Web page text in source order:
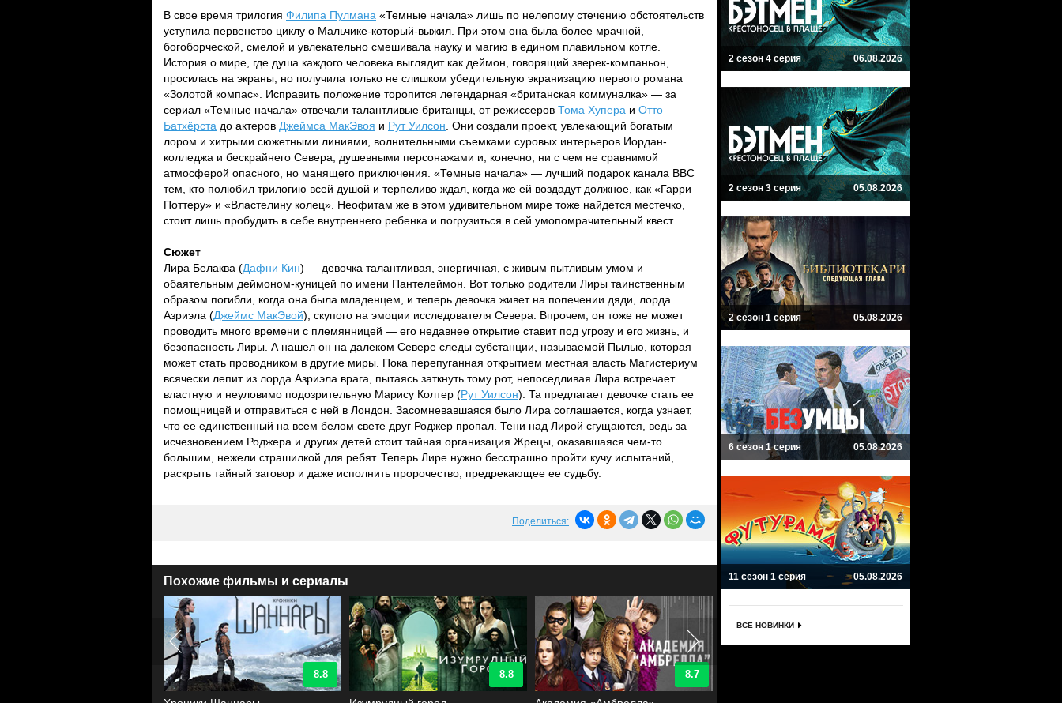
В свое время трилогия Филипа Пулмана «Темные начала» лишь по нелепому стечению обстоятельств
уступила первенство циклу о Мальчике-который-выжил. При этом она была более мрачной,
богоборческой, смелой и увлекательно смешивала науку и магию в едином плавильном котле.
История о мире, где душа каждого человека выглядит как деймон, говорящий зверек-компаньон,
просилась на экраны, но получила только не слишком убедительную экранизацию первого романа
«Золотой компас». Исправить положение торопится легендарная «британская коммуналка» — за
сериал «Темные начала» отвечали талантливые британцы, от режиссеров Тома Хупера и Отто
Батхёрста до актеров Джеймса МакЭвоя и Рут Уилсон . Они создали проект, увлекающий богатым
лором и хитрыми сюжетными линиями, волнительными съемками суровых интерьеров Иордан-
колледжа и бескрайнего Севера, душевными персонажами и, конечно, ни с чем не сравнимой
атмосферой опасного, но манящего приключения. «Темные начала» — лучший подарок канала BBC
тем, кто полюбил трилогию всей душой и терпеливо ждал, когда же ей воздадут должное, как «Гарри
Поттеру» и «Властелину колец». Неофитам же в этом удивительном мире тоже найдется местечко,
стоит лишь пробудить в себе внутреннего ребенка и погрузиться в сей умопомрачительный квест.
Сюжет
Лира Белаква (Дафни Кин) — девочка талантливая, энергичная, с живым пытливым умом и
обаятельным деймоном-куницей по имени Пантелеймон. Вот только родители Лиры таинственным
образом погибли, когда она была младенцем, и теперь девочка живет на попечении дяди, лорда
Азриэла (Джеймс МакЭвой), скупого на эмоции исследователя Севера. Впрочем, он тоже не может
проводить много времени с племянницей — его недавнее открытие ставит под угрозу и его жизнь, и
безопасность Лиры. А нашел он на далеком Севере следы субстанции, называемой Пылью, которая
может стать проводником в другие миры. Пока перепуганная открытием местная власть Магистериум
всячески лепит из лорда Азриэла врага, пытаясь заткнуть тому рот, непоседливая Лира встречает
властную и неуловимо подозрительную Марису Колтер (Рут Уилсон). Та предлагает девочке стать ее
помощницей и отправиться с ней в Лондон. Засомневавшаяся было Лира соглашается, когда узнает,
что ее единственный на всем белом свете друг Роджер пропал. Тени над Лирой сгущаются, ведь за
исчезновением Роджера и других детей стоит тайная организация Жрецы, оказавшаяся чем-то
большим, нежели страшилкой для ребят. Теперь Лире нужно бесстрашно пройти кучу испытаний,
раскрыть тайный заговор и даже исполнить пророчество, предрекающее ее судьбу.
Поделиться:
Похожие фильмы и сериалы
8.8 8.8 8.7
2 сезон 4 серия 06.08.2026
2 сезон 3 серия 05.08.2026
2 сезон 1 серия 05.08.2026
6 сезон 1 серия 05.08.2026
11 сезон 1 серия 05.08.2026
ВСЕ НОВИНКИ